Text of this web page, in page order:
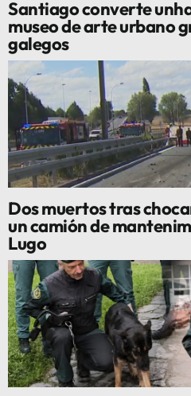
Santiago converte
museo de arte urbano
galegos
Dos muertos tras
un camión de
Lugo